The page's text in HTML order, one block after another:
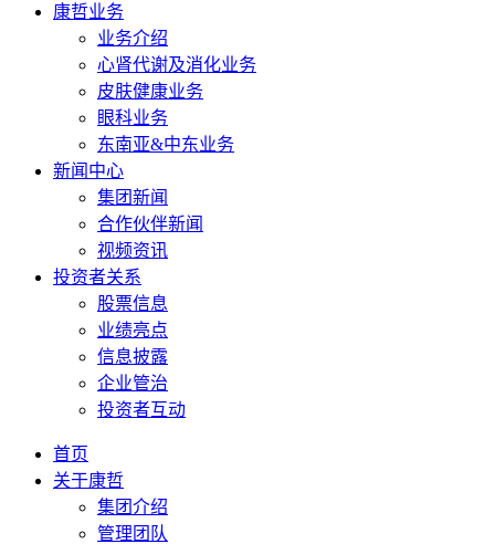
康哲业务
业务介绍
心肾代谢及消化业务
皮肤健康业务
眼科业务
东南亚&中东业务
新闻中心
集团新闻
合作伙伴新闻
视频资讯
投资者关系
股票信息
业绩亮点
信息披露
企业管治
投资者互动
首页
关于康哲
集团介绍
管理团队